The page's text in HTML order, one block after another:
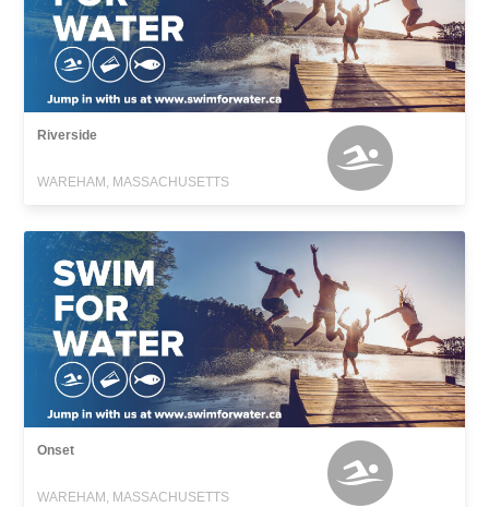
Riverside
WAREHAM, MASSACHUSETTS
Onset
WAREHAM, MASSACHUSETTS